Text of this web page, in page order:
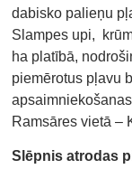
dabisko palieņu
Slampes upi,
ha platībā,
piemērotus pļavu
Ramsāres vietā –
Slēpnis atrodas